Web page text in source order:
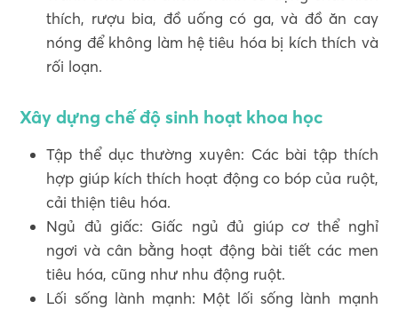
thích, rượu bia, đồ uống có ga, và đồ ăn cay
nóng để không làm hệ tiêu hóa bị kích thích và
rối loạn.
Xây dựng chế độ sinh hoạt khoa học
Tập thể dục thường xuyên: Các bài tập thích
hợp giúp kích thích hoạt động co bóp của ruột,
cải thiện tiêu hóa.
Ngủ đủ giấc: Giấc ngủ đủ giúp cơ thể nghỉ
ngơi và cân bằng hoạt động bài tiết các men
tiêu hóa, cũng như nhu động ruột.
Lối sống lành mạnh: Một lối sống lành mạnh